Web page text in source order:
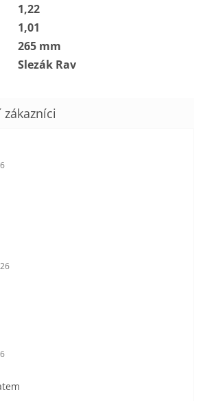
1,22
1,01
265 mm
Slezák Rav
obchodu je 5 z 5 hvězdiček.
obchodu je 5 z 5 hvězdiček.
obchodu je 5 z 5 hvězdiček.